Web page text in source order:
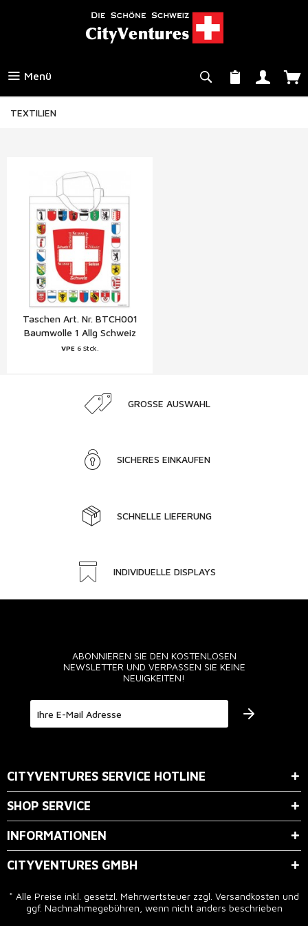
Menü
TEXTILIEN
Taschen Art. Nr. BTCH001
Baumwolle 1 Allg Schweiz
VPE 6 Stck.
GROSSE AUSWAHL
SICHERES EINKAUFEN
SCHNELLE LIEFERUNG
INDIVIDUELLE DISPLAYS
ABONNIEREN SIE DEN KOSTENLOSEN
NEWSLETTER UND VERPASSEN SIE KEINE
NEUIGKEITEN!
CITYVENTURES SERVICE HOTLINE
SHOP SERVICE
INFORMATIONEN
CITYVENTURES GMBH
* Alle Preise inkl. gesetzl. Mehrwertsteuer zzgl. Versandkosten und
ggf. Nachnahmegebühren, wenn nicht anders beschrieben